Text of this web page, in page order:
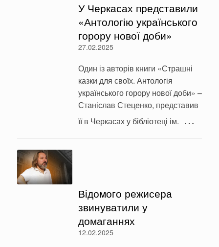
У Черкасах представили
«Антологію українського
горору нової доби»
27.02.2025
Один із авторів книги «Страшні
казки для своїх. Антологія
українського горору нової доби» –
Станіслав Стеценко, представив
її в Черкасах у бібліотеці ім. …
Відомого режисера
звинуватили у
домаганнях
12.02.2025